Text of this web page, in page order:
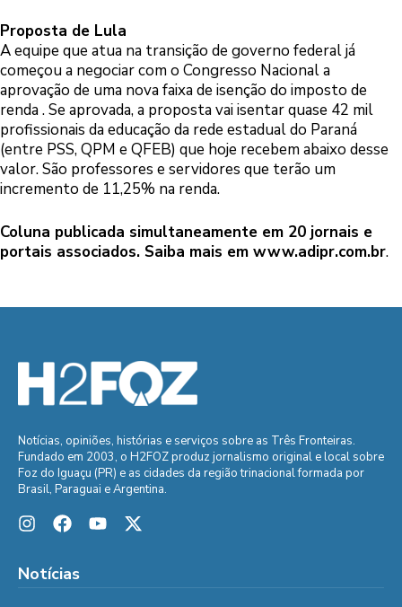
Proposta de Lula
A equipe que atua na transição de governo federal já
começou a negociar com o Congresso Nacional a
aprovação de uma nova faixa de isenção do imposto de
renda . Se aprovada, a proposta vai isentar quase 42 mil
profissionais da educação da rede estadual do Paraná
(entre PSS, QPM e QFEB) que hoje recebem abaixo desse
valor. São professores e servidores que terão um
incremento de 11,25% na renda.
Coluna publicada simultaneamente em 20 jornais e
portais associados. Saiba mais em www.adipr.com.br.
Notícias, opiniões, histórias e serviços sobre as Três Fronteiras.
Fundado em 2003, o H2FOZ produz jornalismo original e local sobre
Foz do Iguaçu (PR) e as cidades da região trinacional formada por
Brasil, Paraguai e Argentina.
Notícias